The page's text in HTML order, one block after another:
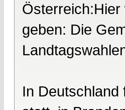
geben: Die
In Deutschland